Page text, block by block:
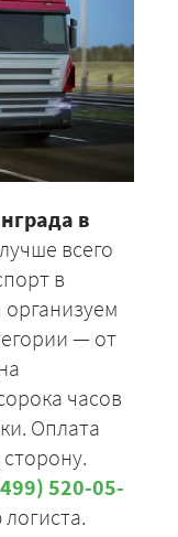
в
всего
в
— от
часов
Оплата
520-05-